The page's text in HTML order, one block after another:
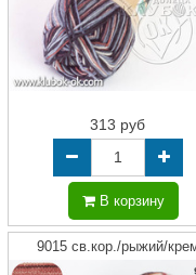
313 руб
В корзину
9015 св.кор./рыжий/